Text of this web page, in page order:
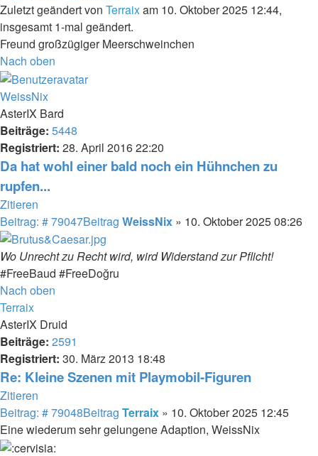
Zuletzt geändert von Terraixam 10. Oktober 2025 12:44,
insgesamt 1-mal geändert.
Freund großzügiger Meerschweinchen
Nach oben
WeissNix
AsterIX Bard
Beiträge: 5448
Registriert: 28. April 2016 22:20
Da hat wohl einer bald noch ein Hühnchen zu
rupfen...
Zitieren
Beitrag: # 79047Beitrag WeissNix » 10. Oktober 2025 08:26
Wo Unrecht zu Recht wird, wird Widerstand zur Pflicht!
#FreeBaud #FreeDoğru
Nach oben
Terraix
AsterIX Druid
Beiträge: 2591
Registriert: 30. März 2013 18:48
Re: Kleine Szenen mit Playmobil-Figuren
Zitieren
Beitrag: # 79048Beitrag Terraix » 10. Oktober 2025 12:45
Eine wiederum sehr gelungene Adaption, WeissNix